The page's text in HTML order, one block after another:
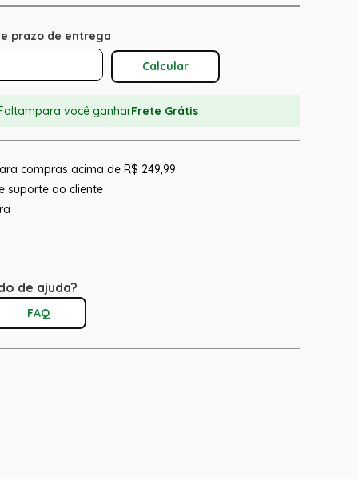
Calcular O Frete
para você ganharFrete Grátis
compras acima de R$ 249,99
suporte ao cliente
de ajuda?
FAQ